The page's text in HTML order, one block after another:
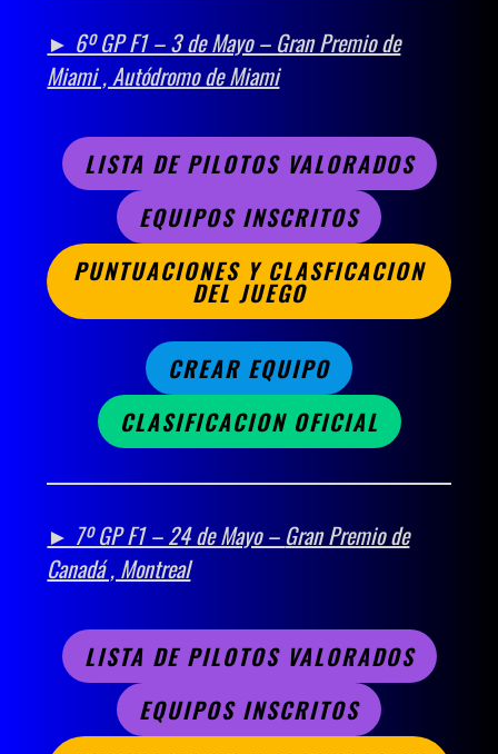
► 6º GP F1 – 3 de Mayo – Gran Premio de
Miami , Autódromo de Miami
LISTA DE PILOTOS VALORADOS
EQUIPOS INSCRITOS
PUNTUACIONES Y CLASFICACION
DEL JUEGO
CREAR EQUIPO
CLASIFICACION OFICIAL
► 7º GP F1 – 24 de Mayo – Gran Premio de
Canadá , Montreal
LISTA DE PILOTOS VALORADOS
EQUIPOS INSCRITOS